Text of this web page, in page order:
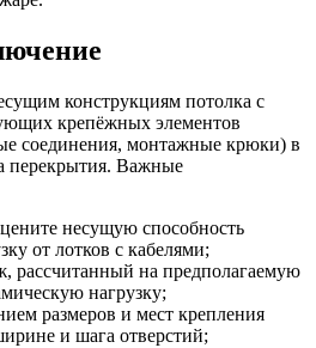
конструкциям потолка с
крепёжных элементов
соединения, монтажные крюки) в
перекрытия. Важные
несущую способность
от лотков с кабелями;
рассчитанный на предполагаемую
нагрузку;
размеров и мест крепления
и шага отверстий;